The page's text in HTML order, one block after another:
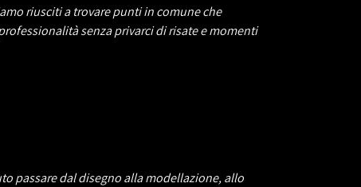
riusciti a trovare punti in comune che
senza privarci di risate e momenti
passare dal disegno alla modellazione, allo